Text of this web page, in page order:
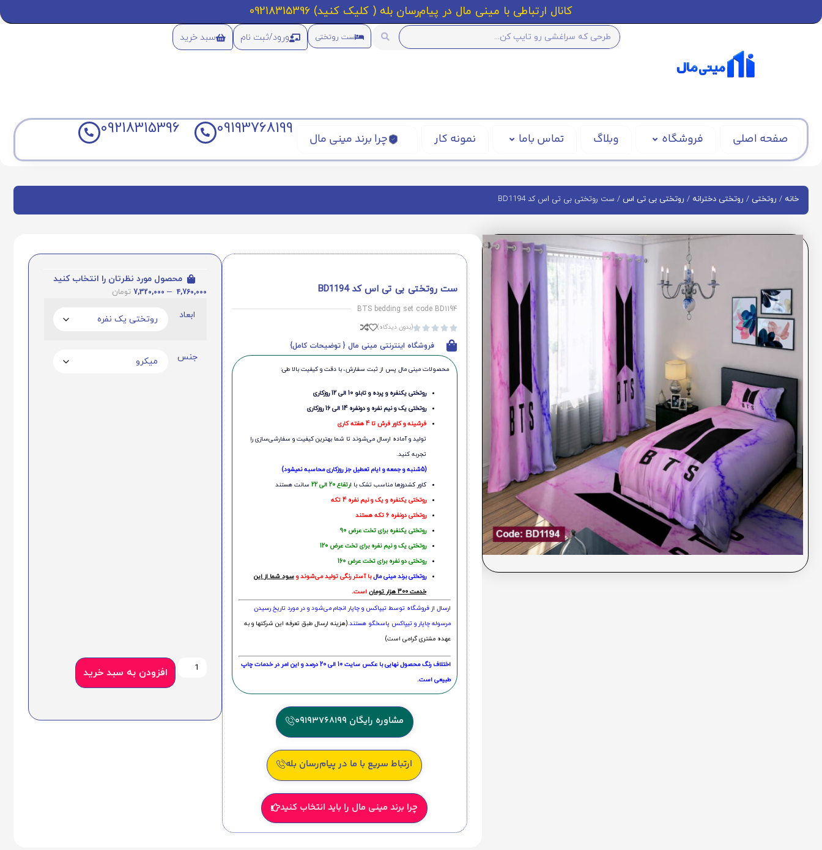
کانال ارتباطی با مینی مال در پیام‌رسان بله ( کلیک کنید) 09218315396
ست روتختی ورود/ثبت نام سبد خرید
صفحه اصلی فروشگاه وبلاگ تماس باما نمونه کار چرا برند مینی مال
09193768199
09218315396
خانه / روتختی / روتختی دخترانه / روتختی بی تی اس / ست روتختی بی تی اس کد BD1194
ست روتختی بی تی اس کد BD1194
BTS bedding set code BD1194




(بدون دیدگاه)
فروشگاه اینترنتی مینی مال { توضیحات کامل}
محصولات مینی‌ مال پس از ثبت سفارش، با دقت و کیفیت بالا طی:
روتختی یکنفره و پرده و تابلو 10 الی 12 روزکاری
روتختی یک و نیم نفره و دونفره 14 الی 16 روزکاری
فرشینه و کاور فرش تا 4 هفته کاری
تولید و آماده ارسال می‌شوند تا شما بهترین کیفیت و سفارشی‌سازی را
تجربه کنید.
(5شنبه و جمعه و ایام تعطیل جز روزکاری محاسبه نمیشود)
کاور کشدوزها مناسب تشک با ارتفاع 20 الی 22
سانت هستند
روتختی یکنفره و یک و نیم نفره 4 تکه
روتختی دونفره 6 تکه هستند
روتختی یکنفره برای تخت عرض 90
روتختی یک و نیم نفره برای تخت عرض 120
روتختی دو نفره برای تخت عرض 160
روتختی‌ برند مینی مالبا آستر رنگی تولید می‌شوند وسود شما از این
خدمت 300 هزار تومان
است.
ارسال از فروشگاه توسط تیپاکس و چاپار انجام می‌شود و در مورد تاریخ رسیدن
مرسوله چاپار و تیپاکس پاسخگو هستند.(هزینه ارسال طبق تعرفه این شرکتها و به
عهده مشتری گرامی است)
اختلاف رنگ محصول نهایی با عکس سایت 10 الی 20 درصد و این امر در خدمات چاپ
طبیعی است.
مشاوره رایگان 09193768199
ارتباط سریع با ما در پیام‌رسان بله
چرا برند مینی مال را باید انتخاب کنید
محصول مورد نظرتان را انتخاب کنید
4,760,000
–
7,320,000 تومان
ابعاد
جنس
افزودن به سبد خرید